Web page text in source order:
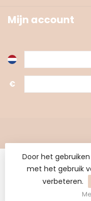
Mijn account
€
©
Door het
met het gebruik
verbeteren.